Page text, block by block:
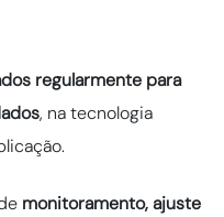
regularmente para
, na tecnologia
monitoramento, ajuste